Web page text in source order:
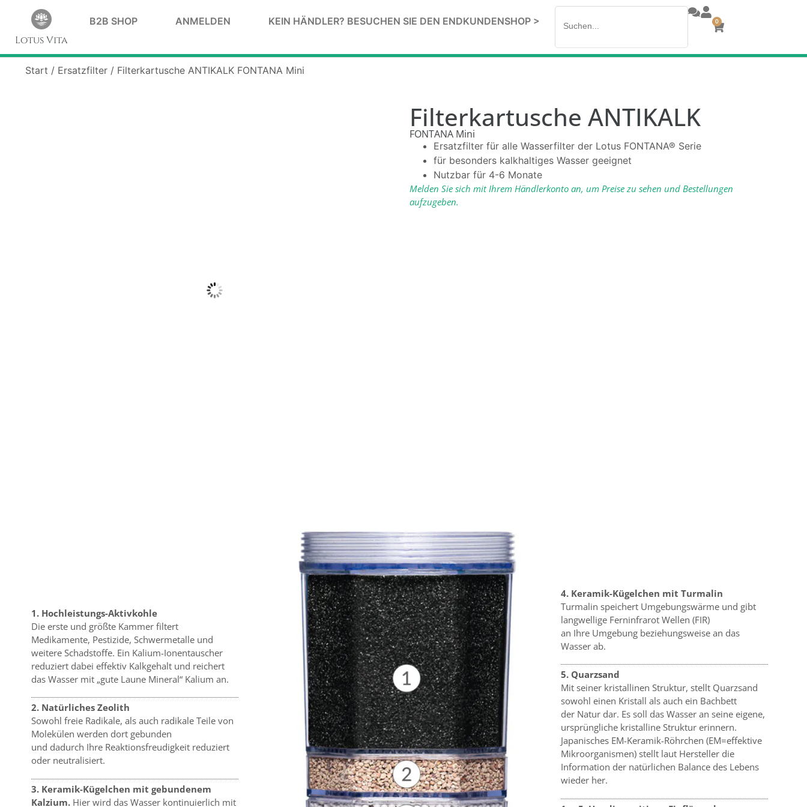
Lotus Vita
B2B SHOP ANMELDEN KEIN HÄNDLER? BESUCHEN SIE DEN ENDKUNDENSHOP >
for:
0
Start / Ersatzfilter / Filterkartusche ANTIKALK FONTANA Mini
Filterkartusche ANTIKALK
FONTANA Mini
Ersatzfilter für alle Wasserfilter der Lotus FONTANA® Serie
für besonders kalkhaltiges Wasser geeignet
Nutzbar für 4-6 Monate
Melden Sie sich mit Ihrem Händlerkonto an, um Preise zu sehen und Bestellungen
aufzugeben.
1. Hochleistungs-Aktivkohle
Die erste und größte Kammer filtert
Medikamente, Pestizide, Schwermetalle und
weitere Schadstoffe. Ein Kalium-Ionentauscher
reduziert dabei effektiv Kalkgehalt und reichert
das Wasser mit „gute Laune Mineral“ Kalium an.
2. Natürliches Zeolith
Sowohl freie Radikale, als auch radikale Teile von
Molekülen werden dort gebunden
und dadurch Ihre Reaktionsfreudigkeit reduziert
oder neutralisiert.
3. Keramik-Kügelchen mit gebundenem
Kalzium. Hier wird das Wasser kontinuierlich mit
4. Keramik-Kügelchen mit Turmalin
Turmalin speichert Umgebungswärme und gibt
langwellige Ferninfrarot Wellen (FIR)
an Ihre Umgebung beziehungsweise an das
Wasser ab.
5. Quarzsand
Mit seiner kristallinen Struktur, stellt Quarzsand
sowohl einen Kristall als auch ein Bachbett
der Natur dar. Es soll das Wasser an seine eigene,
ursprüngliche kristalline Struktur erinnern.
Japanisches EM-Keramik-Röhrchen (EM=effektive
Mikroorganismen) stellt laut Hersteller die
Information der natürlichen Balance des Lebens
wieder her.